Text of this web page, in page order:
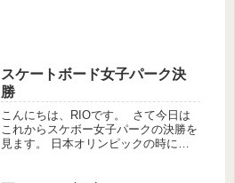
スケートボード女子パーク決
勝
こんにちは、RIOです。 さて今日は
これからスケボー女子パークの決勝を
見ます。 日本オリンピックの時に圧